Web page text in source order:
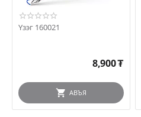
Үзэг 160021
8,900₮
АВЪЯ